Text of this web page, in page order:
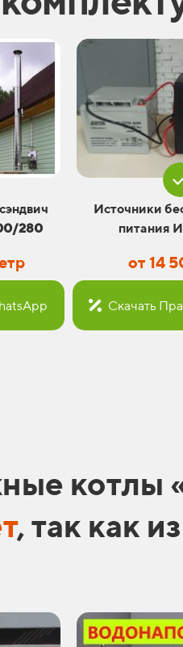
280
Источники
питания
от 14
Скачать
котлы
,так как